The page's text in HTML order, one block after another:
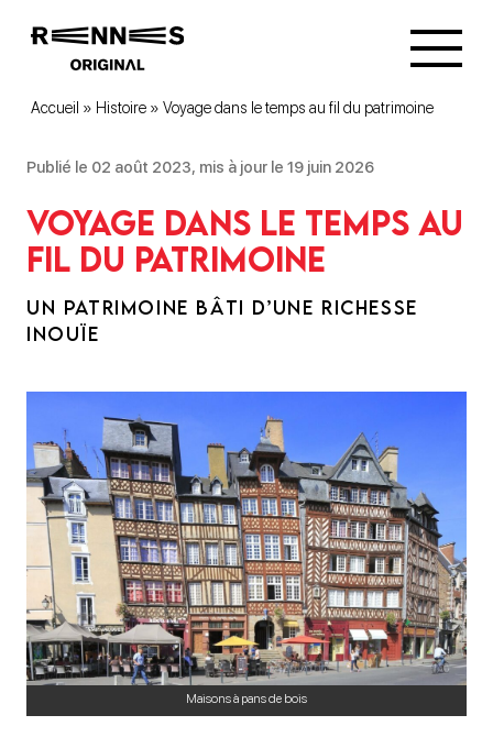
Accueil » Histoire » Voyage dans le temps au fil du patrimoine
Publié le 02 août 2023, mis à jour le 19 juin 2026
Voyage dans le temps au
fil du patrimoine
UN PATRIMOINE BÂTI D’UNE RICHESSE
INOUÏE
Maisons à pans de bois